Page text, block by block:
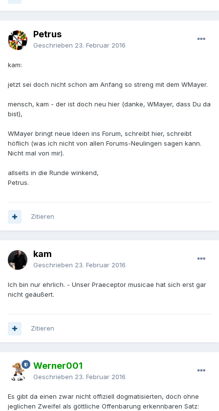
Petrus
Geschrieben 23. Februar 2016
kam:
jetzt sei doch nicht schon am Anfang so streng mit dem WMayer.
mensch, kam - der ist doch neu hier (danke, WMayer, dass Du da
bist),
WMayer bringt neue Ideen ins Forum, schreibt hier, schreibt
höflich (was ich nicht von allen Forums-Neulingen sagen kann.
Nicht mal von mir).
allseits in die Runde winkend,
Petrus.
Zitieren
kam
Geschrieben 23. Februar 2016
Ich bin nur ehrlich. - Unser Praeceptor musicae hat sich erst gar
nicht geäußert.
Zitieren
Werner001
Geschrieben 23. Februar 2016
Es gibt da einen zwar nicht offiziell dogmatisierten, doch ohne
jeglichen Zweifel als göttliche Offenbarung erkennbaren Satz: